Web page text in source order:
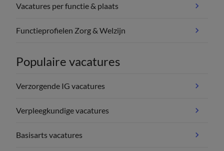
Vacatures per functie & plaats
Functieprofielen Zorg & Welzijn
Populaire vacatures
Verzorgende IG vacatures
Verpleegkundige vacatures
Basisarts vacatures